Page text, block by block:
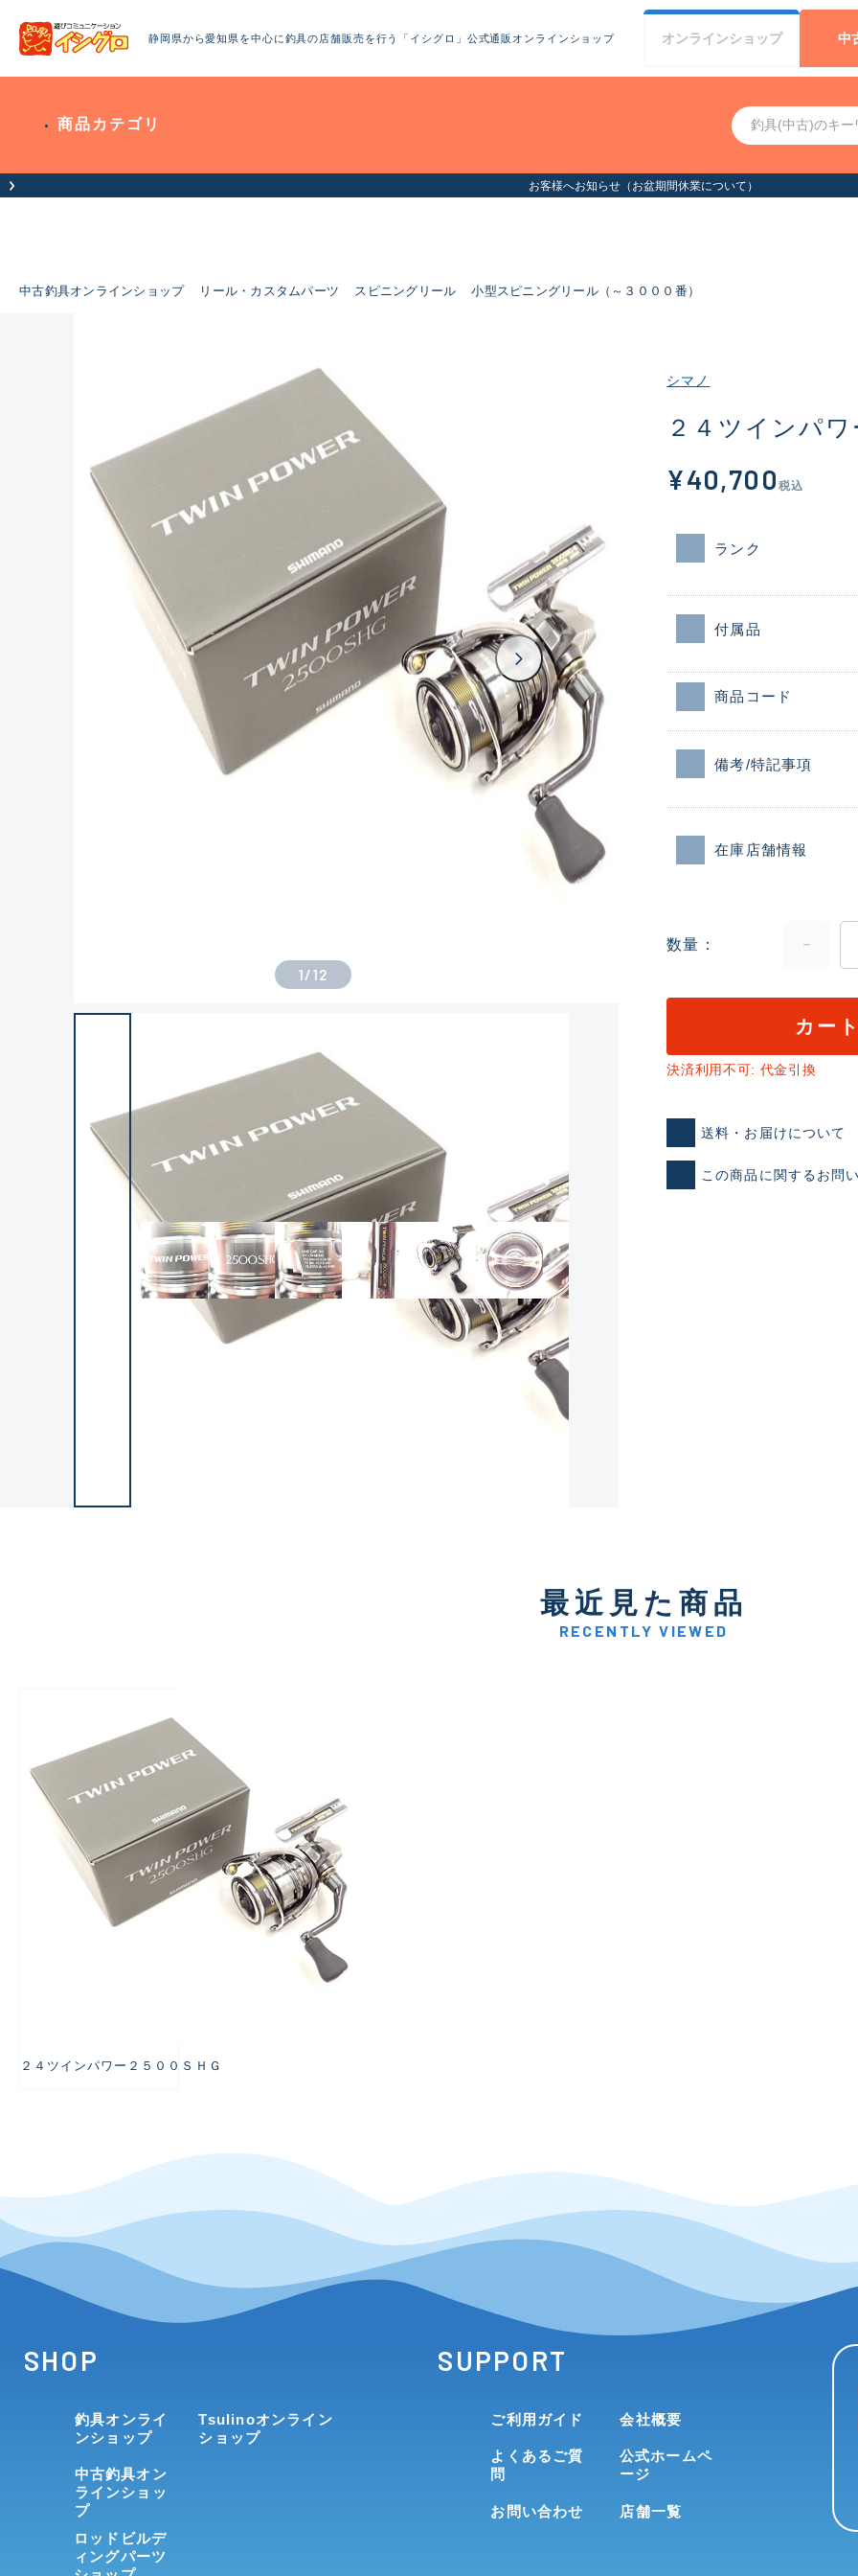
静岡県から愛知県を中心に釣具の店舗販売を行う「イシグロ」公式通販オンラインショップ オンラインショップ 中
商品カテゴリ
お客様へお知らせ（お盆期間休業について）
中古釣具オンラインショップ リール・カスタムパーツ スピニングリール 小型スピニングリール（～３０００番）
ランクとは？
良
C-
い品
1/12
シマノ
２４ツインパ
¥40,700 税込
ランク
付属品
商品コード
備考/特記事項
在庫店舗情報
数量
カー
決済利用不可: 代金引換
送料・お届けについて
この商品に関するお問
最近見た商品
RECENTLY VIEWED
２４ツインパワー２５００ＳＨＧ
SHOP
釣具オンライ
ンショップ
中古釣具オン
ラインショッ
プ
ロッドビルデ
ィングパーツ
Tsulinoオンライン
ショップ
SUPPORT
ご利用ガイド
よくあるご質
問
お問い合わせ
会社概要
公式ホームペ
ージ
店舗一覧